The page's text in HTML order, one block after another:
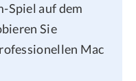
Spiel auf dem
Sie
Mac